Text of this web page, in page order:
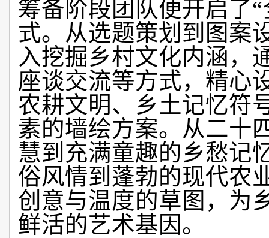
筹备阶段团队便开启了
式。从选题策划到图案
入挖掘乡村文化内涵，
座谈交流等方式，精心
农耕文明、乡土记忆符
素的墙绘方案。从二十
慧到充满童趣的乡愁记
俗风情到蓬勃的现代农
创意与温度的草图，为
鲜活的艺术基因。